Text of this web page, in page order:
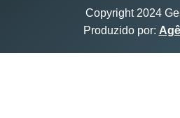
Copyright 2024
Produzido por: